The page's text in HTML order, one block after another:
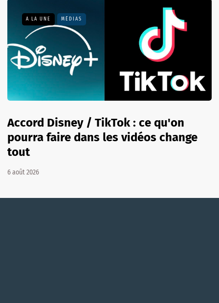
A LA UNE MÉDIAS
Accord Disney / TikTok : ce qu'on
pourra faire dans les vidéos change
tout
6 août 2026